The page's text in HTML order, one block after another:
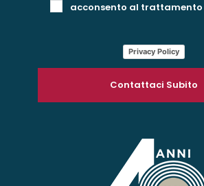
acconsento al
Privacy Policy